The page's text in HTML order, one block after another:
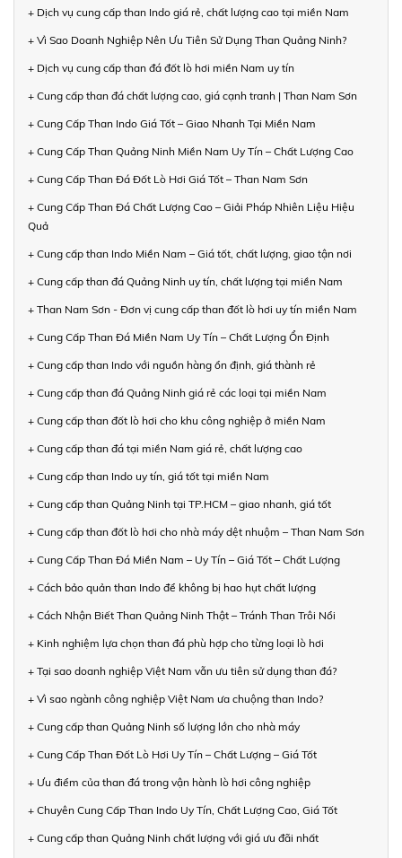
+ Dịch vụ cung cấp than Indo giá rẻ, chất lượng cao tại miền Nam
+ Vì Sao Doanh Nghiệp Nên Ưu Tiên Sử Dụng Than Quảng Ninh?
+ Dịch vụ cung cấp than đá đốt lò hơi miền Nam uy tín
+ Cung cấp than đá chất lượng cao, giá cạnh tranh | Than Nam Sơn
+ Cung Cấp Than Indo Giá Tốt – Giao Nhanh Tại Miền Nam
+ Cung Cấp Than Quảng Ninh Miền Nam Uy Tín – Chất Lượng Cao
+ Cung Cấp Than Đá Đốt Lò Hơi Giá Tốt – Than Nam Sơn
+ Cung Cấp Than Đá Chất Lượng Cao – Giải Pháp Nhiên Liệu Hiệu
Quả
+ Cung cấp than Indo Miền Nam – Giá tốt, chất lượng, giao tận nơi
+ Cung cấp than đá Quảng Ninh uy tín, chất lượng tại miền Nam
+ Than Nam Sơn - Đơn vị cung cấp than đốt lò hơi uy tín miền Nam
+ Cung Cấp Than Đá Miền Nam Uy Tín – Chất Lượng Ổn Định
+ Cung cấp than Indo với nguồn hàng ổn định, giá thành rẻ
+ Cung cấp than đá Quảng Ninh giá rẻ các loại tại miền Nam
+ Cung cấp than đốt lò hơi cho khu công nghiệp ở miền Nam
+ Cung cấp than đá tại miền Nam giá rẻ, chất lượng cao
+ Cung cấp than Indo uy tín, giá tốt tại miền Nam
+ Cung cấp than Quảng Ninh tại TP.HCM – giao nhanh, giá tốt
+ Cung cấp than đốt lò hơi cho nhà máy dệt nhuộm – Than Nam Sơn
+ Cung Cấp Than Đá Miền Nam – Uy Tín – Giá Tốt – Chất Lượng
+ Cách bảo quản than Indo để không bị hao hụt chất lượng
+ Cách Nhận Biết Than Quảng Ninh Thật – Tránh Than Trôi Nổi
+ Kinh nghiệm lựa chọn than đá phù hợp cho từng loại lò hơi
+ Tại sao doanh nghiệp Việt Nam vẫn ưu tiên sử dụng than đá?
+ Vì sao ngành công nghiệp Việt Nam ưa chuộng than Indo?
+ Cung cấp than Quảng Ninh số lượng lớn cho nhà máy
+ Cung Cấp Than Đốt Lò Hơi Uy Tín – Chất Lượng – Giá Tốt
+ Ưu điểm của than đá trong vận hành lò hơi công nghiệp
+ Chuyên Cung Cấp Than Indo Uy Tín, Chất Lượng Cao, Giá Tốt
+ Cung cấp than Quảng Ninh chất lượng với giá ưu đãi nhất